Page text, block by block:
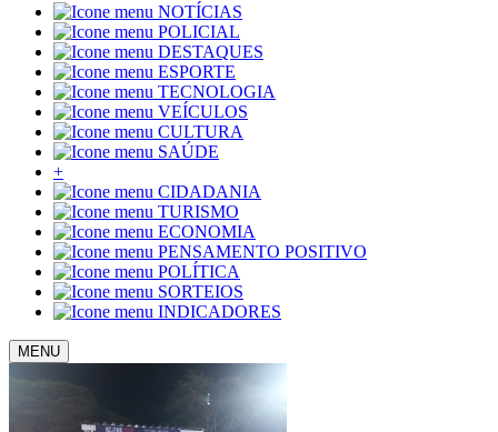
NOTÍCIAS
POLICIAL
DESTAQUES
ESPORTE
TECNOLOGIA
VEÍCULOS
CULTURA
SAÚDE
+
CIDADANIA
TURISMO
ECONOMIA
PENSAMENTO POSITIVO
POLÍTICA
SORTEIOS
INDICADORES
MENU